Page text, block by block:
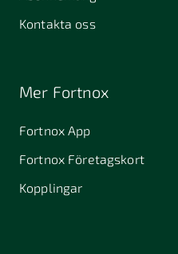
Kontakta oss
Mer Fortnox
Fortnox App
Fortnox Företagskort
Kopplingar